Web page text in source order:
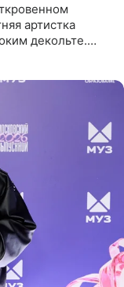
артистка
декольте.